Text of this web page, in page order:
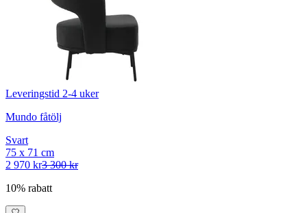
Leveringstid 2-4 uker
Mundo fåtölj
Svart
75 x 71 cm
2 970 kr3 300 kr
10% rabatt